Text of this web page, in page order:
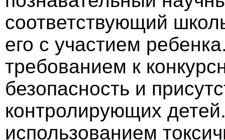
соответствующий
его с участием
требованием к
безопасность и
контролирующих
использованием